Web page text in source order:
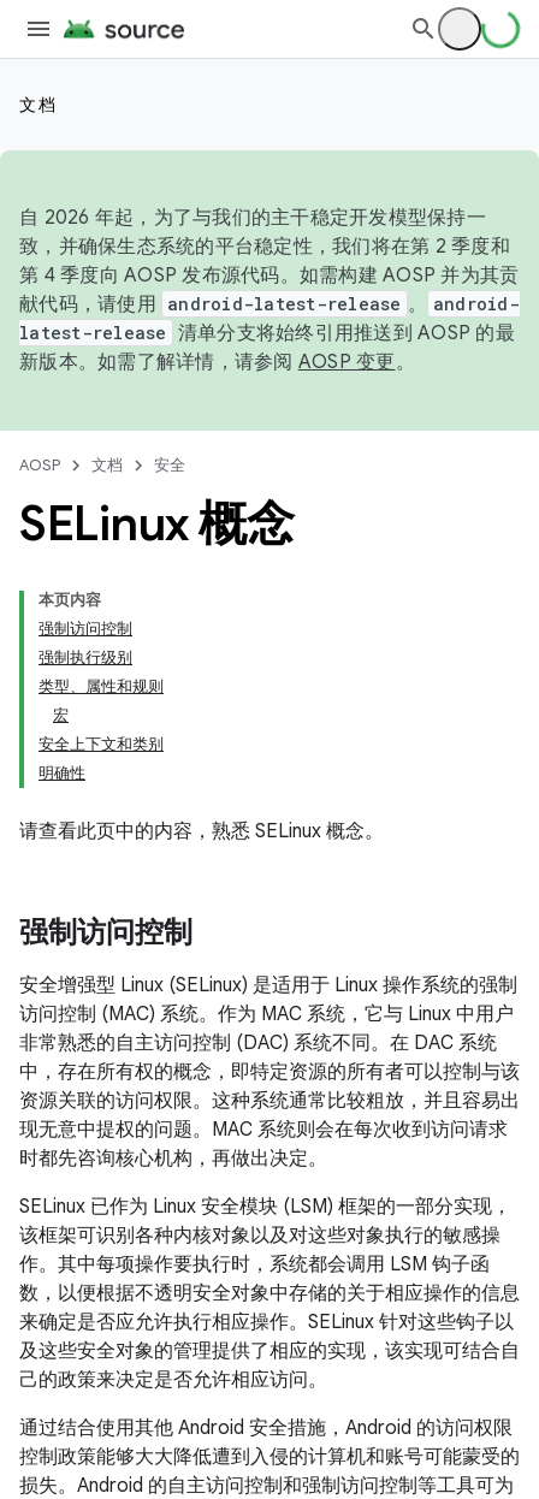
文档
自 2026 年起，为了与我们的主干稳定开发模型保持一
致，并确保生态系统的平台稳定性，我们将在第 2 季度和
第 4 季度向 AOSP 发布源代码。如需构建 AOSP 并为其贡
献代码，请使用 android-latest-release 。
android-
latest-release 清单分支将始终引用推送到 AOSP 的最
新版本。如需了解详情，请参阅 AOSP 变更。
AOSP 文档 安全
SELinux 概念
本页内容
强制访问控制
强制执行级别
类型、属性和规则
宏
安全上下文和类别
明确性
请查看此页中的内容，熟悉 SELinux 概念。
强制访问控制
安全增强型 Linux (SELinux) 是适用于 Linux 操作系统的强制
访问控制 (MAC) 系统。作为 MAC 系统，它与 Linux 中用户
非常熟悉的自主访问控制 (DAC) 系统不同。在 DAC 系统
中，存在所有权的概念，即特定资源的所有者可以控制与该
资源关联的访问权限。这种系统通常比较粗放，并且容易出
现无意中提权的问题。MAC 系统则会在每次收到访问请求
时都先咨询核心机构，再做出决定。
SELinux 已作为 Linux 安全模块 (LSM) 框架的一部分实现，
该框架可识别各种内核对象以及对这些对象执行的敏感操
作。其中每项操作要执行时，系统都会调用 LSM 钩子函
数，以便根据不透明安全对象中存储的关于相应操作的信息
来确定是否应允许执行相应操作。SELinux 针对这些钩子以
及这些安全对象的管理提供了相应的实现，该实现可结合自
己的政策来决定是否允许相应访问。
通过结合使用其他 Android 安全措施，Android 的访问权限
控制政策能够大大降低遭到入侵的计算机和账号可能蒙受的
损失。Android 的自主访问控制和强制访问控制等工具可为